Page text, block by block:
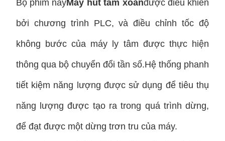
Bộ phim nàyMáy hút tâm xoắnđược điều khiển
bởi chương trình PLC, và điều chỉnh tốc độ
không bước của máy ly tâm được thực hiện
thông qua bộ chuyển đổi tần số.Hệ thống phanh
tiết kiệm năng lượng được sử dụng để tiêu thụ
năng lượng được tạo ra trong quá trình dừng,
để đạt được một dừng trơn tru của máy.